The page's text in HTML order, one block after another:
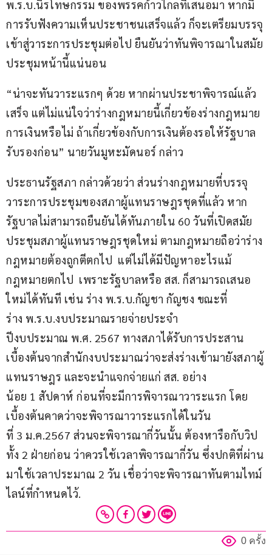
พ.ร.บ.นิรโทษกรรม ของพรรคก้าวไกลที่เสนอมา หากมี
การรับฟังความเห็นประชาชนเสร็จแล้ว ก็จะเตรียมบรรจุ
เข้าสู่วาระการประชุมต่อไป ยืนยันว่าทันพิจารณาในสมัย
ประชุมหน้านี้แน่นอน
“น่าจะทันวาระแรกๆ ด้วย หากผ่านประชาพิจารณ์แล้ว
เสร็จ แต่ไม่แน่ใจว่าร่างกฎหมายนี้เกี่ยวข้องร่างกฎหมาย
การเงินหรือไม่ ถ้าเกี่ยวข้องกับการเงินต้องรอให้รัฐบาล
รับรองก่อน” นายวันมูหะมัดนอร์ กล่าว
ประธานรัฐสภา กล่าวด้วยว่า ส่วนร่างกฎหมายที่บรรจุ
วาระการประชุมของสภาผู้แทนราษฎรชุดที่แล้ว หาก
รัฐบาลไม่สามารถยืนยันได้ทันภายใน 60 วันที่เปิดสมัย
ประชุมสภาผู้แทนราษฎรชุดใหม่ ตามกฎหมายถือว่าร่าง
กฎหมายต้องถูกตีตกไป  แต่ไม่ได้มีปัญหาอะไรแม้
กฎหมายตกไป  เพราะรัฐบาลหรือ สส. ก็สามารถเสนอ
ใหม่ได้ทันที เช่น ร่าง พ.ร.บ.กัญชา กัญชง ขณะที่
ร่าง พ.ร.บ.งบประมาณรายจ่ายประจำ
ปีงบประมาณ พ.ศ. 2567 ทางสภาได้รับการประสาน
เบื้องต้นจากสำนักงบประมาณว่าจะส่งร่างเข้ามายังสภาผู้
แทนราษฎร และจะนำแจกจ่ายแก่ สส. อย่าง
น้อย 1 สัปดาห์ ก่อนที่จะมีการพิจารณาวาระแรก โดย
เบื้องต้นคาดว่าจะพิจารณาวาระแรกได้ในวัน
ที่ 3 ม.ค.2567 ส่วนจะพิจารณากี่วันนั้น ต้องหารือกับวิป
ทั้ง 2 ฝ่ายก่อน ว่าควรใช้เวลาพิจารณากี่วัน ซึ่งปกติที่ผ่าน
มาใช้เวลาประมาณ 2 วัน เชื่อว่าจะพิจารณาทันตามไทม์
ไลน์ที่กำหนดไว้.
0 ครั้ง